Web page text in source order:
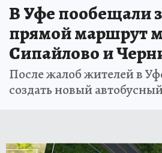
В Уфе пообещали
прямой маршрут
Сипайлово и
После жалоб жителей в
создать новый